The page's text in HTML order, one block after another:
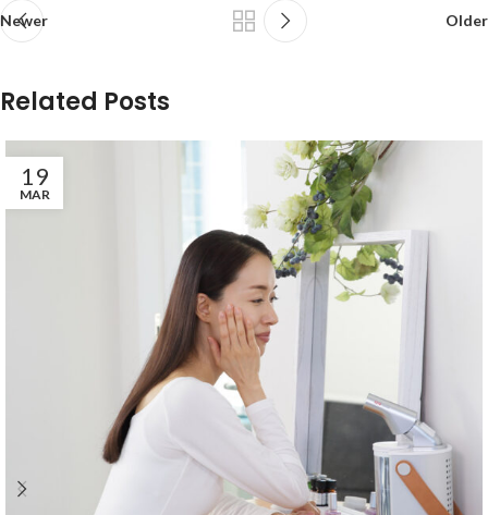
Newer Older
Related Posts
19
MAR